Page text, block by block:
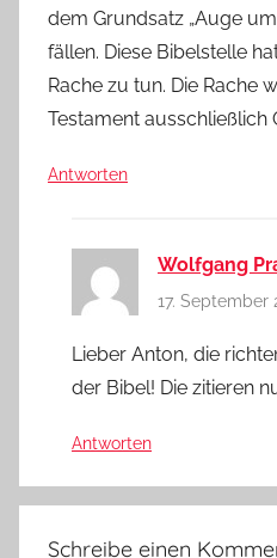
dem Grundsatz „Auge
fällen. Diese Bibelstelle
Rache zu tun. Die Rache
Testament ausschließlich
Antworten
Wolfgang
17. September
Lieber Anton, die
der Bibel! Die zitieren
Antworten
Schreibe einen